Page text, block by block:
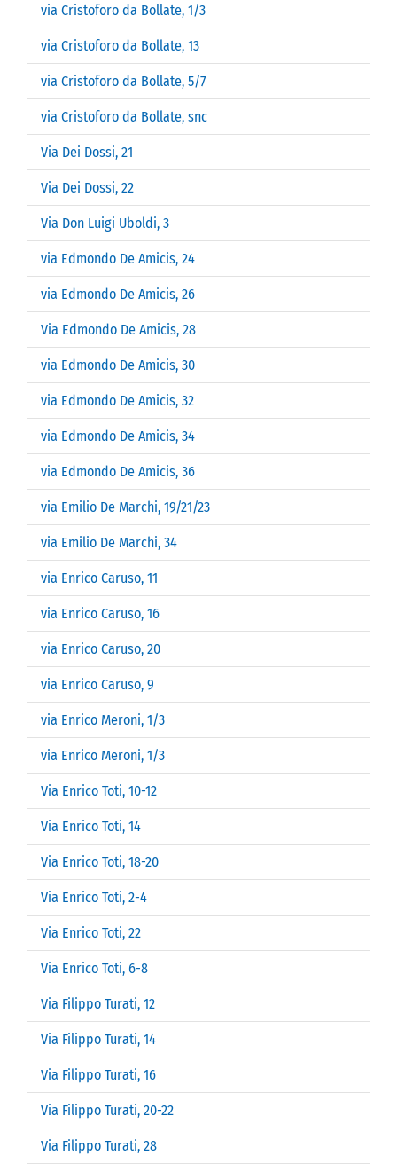
via Cristoforo da Bollate, 1/3
via Cristoforo da Bollate, 13
via Cristoforo da Bollate, 5/7
via Cristoforo da Bollate, snc
Via Dei Dossi, 21
Via Dei Dossi, 22
Via Don Luigi Uboldi, 3
via Edmondo De Amicis, 24
via Edmondo De Amicis, 26
Via Edmondo De Amicis, 28
via Edmondo De Amicis, 30
via Edmondo De Amicis, 32
via Edmondo De Amicis, 34
via Edmondo De Amicis, 36
via Emilio De Marchi, 19/21/23
via Emilio De Marchi, 34
via Enrico Caruso, 11
via Enrico Caruso, 16
via Enrico Caruso, 20
via Enrico Caruso, 9
via Enrico Meroni, 1/3
via Enrico Meroni, 1/3
Via Enrico Toti, 10-12
Via Enrico Toti, 14
Via Enrico Toti, 18-20
Via Enrico Toti, 2-4
Via Enrico Toti, 22
Via Enrico Toti, 6-8
Via Filippo Turati, 12
Via Filippo Turati, 14
Via Filippo Turati, 16
Via Filippo Turati, 20-22
Via Filippo Turati, 28